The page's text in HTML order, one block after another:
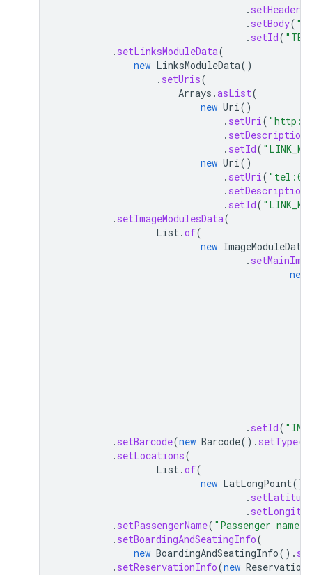
. setHeader
. setBody(
. setId(
. setLinksModuleData(
new LinksModuleData()
. setUris(
Arrays .asList(
new Uri()
. setUri( "http://
. setDescription
. setId(
new Uri()
. setUri(
. setDescription
. setId(
. setImageModulesData(
List.of(
new ImageModuleData
.
new
. setId(
. setBarcode(new Barcode(). setType(
. setLocations(
List.of(
new LatLongPoint()
. setLatitude
.
. setPassengerName( "Passenger name"
. setBoardingAndSeatingInfo(
new BoardingAndSeatingInfo().
. setReservationInfo(new